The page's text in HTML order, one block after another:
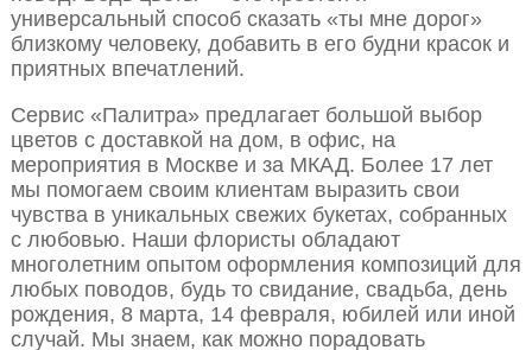
универсальный способ сказать «ты мне дорог»
близкому человеку, добавить в его будни красок и
приятных впечатлений.
Сервис «Палитра» предлагает большой выбор
цветов с доставкой на дом, в офис, на
мероприятия в Москве и за МКАД. Более 17 лет
мы помогаем своим клиентам выразить свои
чувства в уникальных свежих букетах, собранных
с любовью. Наши флористы обладают
многолетним опытом оформления композиций для
любых поводов, будь то свидание, свадьба, день
рождения, 8 марта, 14 февраля, юбилей или иной
случай. Мы знаем, как можно порадовать